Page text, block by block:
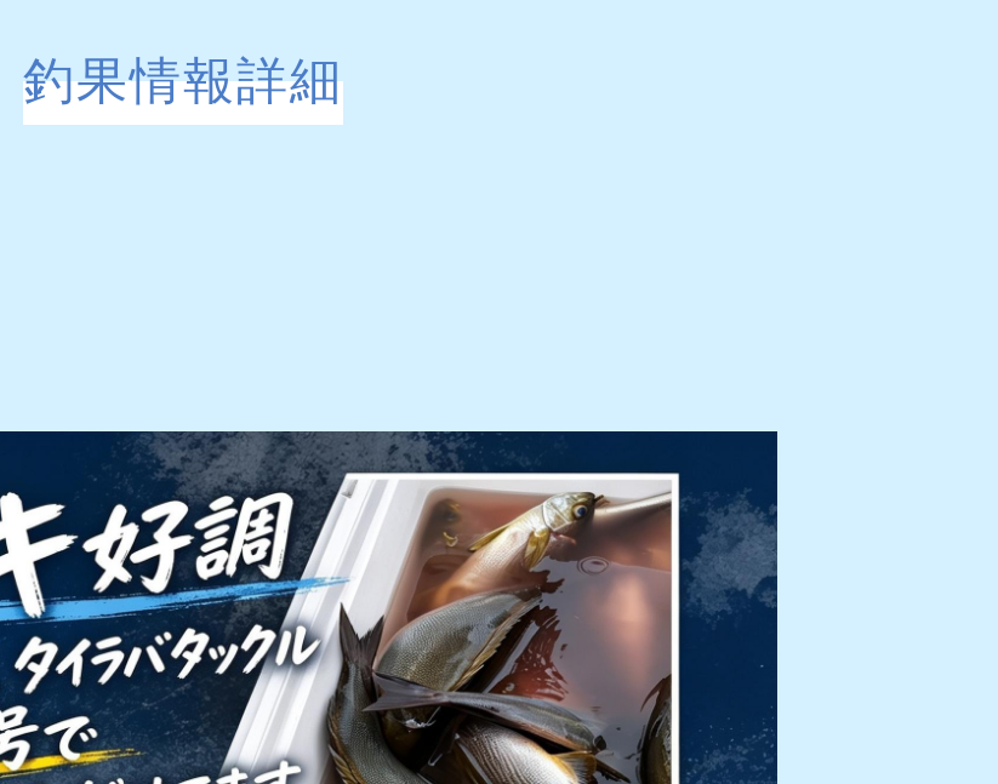
釣果情報詳細